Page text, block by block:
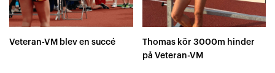
Veteran-VM blev en succé
Thomas kör 3000m hinder
på Veteran-VM